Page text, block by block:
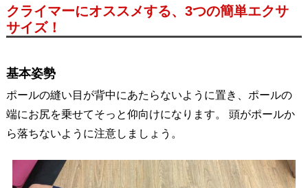
クライマーにオススメする、3つの簡単エクサ
サイズ！
基本姿勢
ポールの縫い目が背中にあたらないように置き、ポールの
端にお尻を乗せてそっと仰向けになります。 頭がポールか
ら落ちないように注意しましょう。